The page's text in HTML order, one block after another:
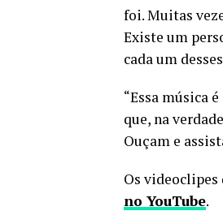
foi. Muitas
Existe um
cada um
“Essa música
que, na
Ouçam e
Os
no YouTube.